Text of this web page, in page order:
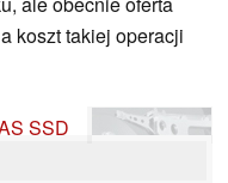
koszt takiej operacji
SSD